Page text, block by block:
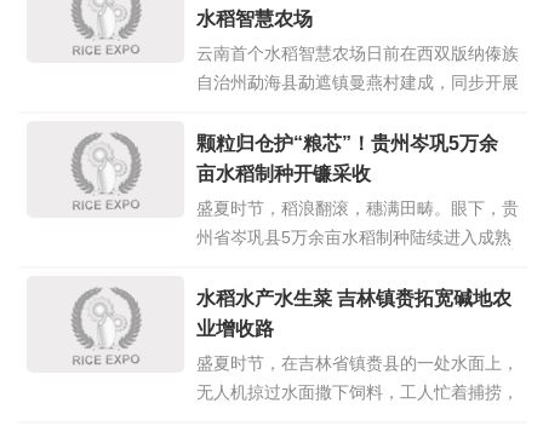
水稻智慧农场
云南首个水稻智慧农场日前在西双版纳傣族
自治州勐海县勐遮镇曼燕村建成，同步开展
术演示培训。该水稻智慧农场依托5G高速
物联网与电信农业信息化底座，搭配北斗分
体式智能农机终端全套监测硬件，通过人工
智能数字技术搭建起一体化农机数点击详
颗粒归仓护“粮芯”！贵州岑巩5万余
亩水稻制种开镰采收
盛夏时节，稻浪翻滚，穗满田畴。眼下，贵
州省岑巩县5万余亩水稻制种陆续进入成熟
种业企业紧密协作，抢抓晴好天气开镰收
割、烘干入库，全力保障优质良种颗粒归
仓，为粮食生产安全筑牢“种源”根基。 在水
尾镇驾鳌村水稻制种基地，沉甸甸点击详
水稻水产水生菜 吉林镇赉拓宽碱地农
业增收路
盛夏时节，在吉林省镇赉县的一处水面上，
无人机掠过水面撒下饲料，工人忙着捕捞，